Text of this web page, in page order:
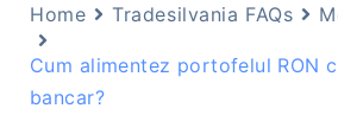
Home Tradesilvania FAQs
Cum alimentez portofelul RON
bancar?